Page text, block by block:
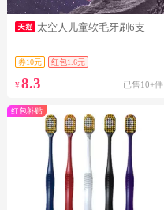
太空人儿童软毛牙刷6支
券10元 红包1.6元
¥ 8.3 已售10+件
红包补贴